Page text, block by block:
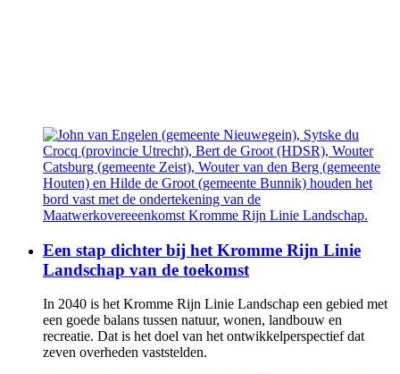
Een stap dichter bij het Kromme Rijn Linie
Landschap van de toekomst
In 2040 is het Kromme Rijn Linie Landschap een gebied met
een goede balans tussen natuur, wonen, landbouw en
recreatie. Dat is het doel van het ontwikkelperspectief dat
zeven overheden vaststelden.